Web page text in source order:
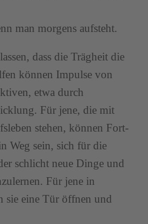
man morgens aufsteht.
dass die Trägheit die
können Impulse von
etwa durch
Für jene, die mit
stehen, können Fort-
Weg sein, sich für die
schlicht neue Dinge und
Für jene in
sie eine Tür öffnen und